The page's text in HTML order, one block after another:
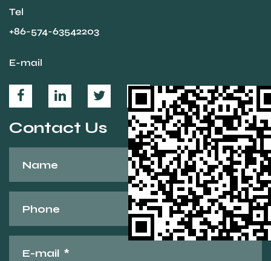
Tel
+86-574-63542203
E-mail
Contact Us